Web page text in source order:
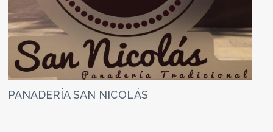
PANADERÍA SAN NICOLÁS